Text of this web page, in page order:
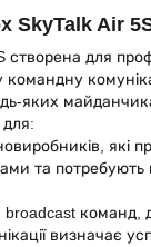
SkyTalk Air
створена для
командну
яких
для:
які
та потребують
команд,
визначає